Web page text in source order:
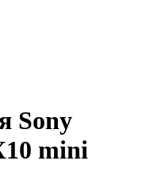
Sony
mini